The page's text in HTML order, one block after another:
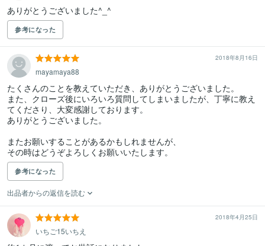
ありがとうございました^_^
参考になった
2018年8月16日
mayamaya88
たくさんのことを教えていただき、ありがとうございました。
また、クローズ後にいろいろ質問してしまいましたが、丁寧に教え
てくださり、大変感謝しております。
ありがとうございました。
またお願いすることがあるかもしれませんが、
参考になった
出品者からの返信を読む
2018年4月25日
いちご15いちえ